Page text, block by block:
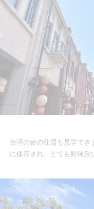
台湾の昔の住居も見学で
に保存され、とても興味深